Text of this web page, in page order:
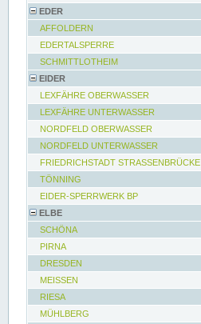
EDER
AFFOLDERN
EDERTALSPERRE
SCHMITTLOTHEIM
EIDER
LEXFÄHRE OBERWASSER
LEXFÄHRE UNTERWASSER
NORDFELD OBERWASSER
NORDFELD UNTERWASSER
FRIEDRICHSTADT STRASSENBRÜCKE
TÖNNING
EIDER-SPERRWERK BP
ELBE
SCHÖNA
PIRNA
DRESDEN
MEISSEN
RIESA
MÜHLBERG